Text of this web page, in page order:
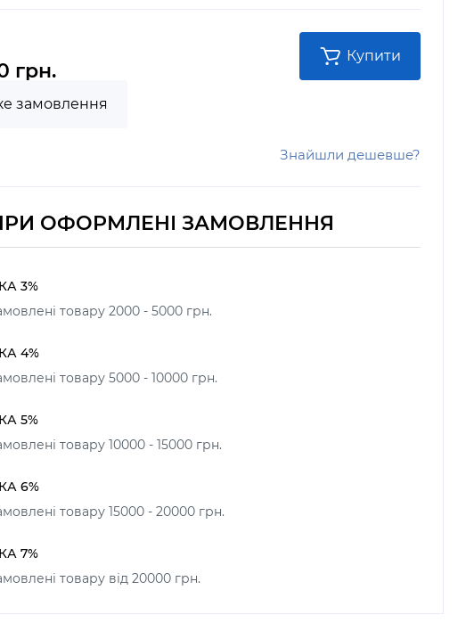
грн.
Купити
замовлення
Знайшли дешевше?
ОФОРМЛЕНІ ЗАМОВЛЕННЯ
3%
товару 2000 - 5000 грн.
4%
товару 5000 - 10000 грн.
5%
товару 10000 - 15000 грн.
6%
товару 15000 - 20000 грн.
7%
товару від 20000 грн.